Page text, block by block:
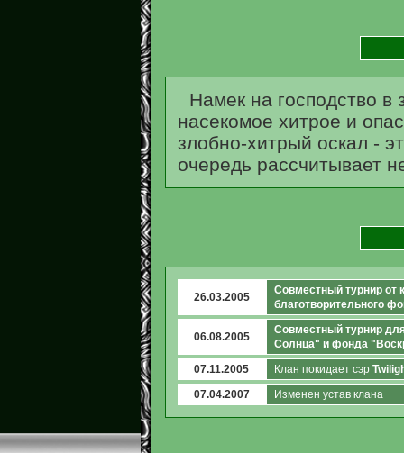
Намек на господство в
насекомое хитрое и
злобно-хитрый оскал -
очередь рассчитывает
26.03.2005
Совместный турнир от
благотворительного
06.08.2005
Совместный турнир
Солнца" и фонда
07.11.2005
Клан покидает сэр
07.04.2007
Изменен устав клана